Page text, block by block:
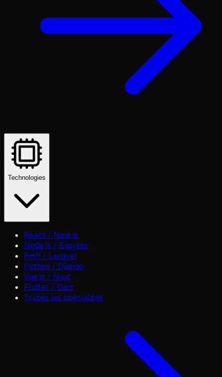
Technologies
React / Next.js
Node.js / Express
PHP / Laravel
Python / Django
Vue.js / Nuxt
Flutter / Dart
Toutes les spécialités